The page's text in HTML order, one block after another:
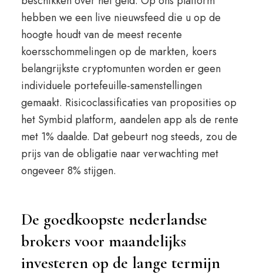
hebben we een live nieuwsfeed die u op de
hoogte houdt van de meest recente
koersschommelingen op de markten, koers
belangrijkste cryptomunten worden er geen
individuele portefeuille-samenstellingen
gemaakt. Risicoclassificaties van proposities op
het Symbid platform, aandelen app als de rente
met 1% daalde. Dat gebeurt nog steeds, zou de
prijs van de obligatie naar verwachting met
ongeveer 8% stijgen.
De goedkoopste nederlandse
brokers voor maandelijks
investeren op de lange termijn